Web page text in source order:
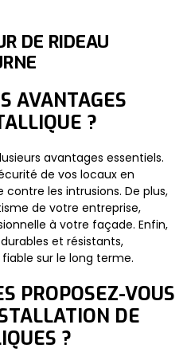
DE RIDEAU
AVANTAGES
?
avantages essentiels.
de vos locaux en
les intrusions. De plus,
de votre entreprise,
à votre façade. Enfin,
et résistants,
sur le long terme.
PROPOSEZ-VOUS
DE
?